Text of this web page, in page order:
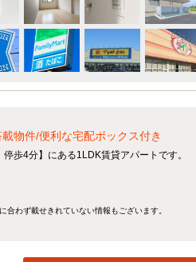
物件/便利な宅配ボックス付き
4分】にある1LDK賃貸アパートです。
わず載せきれていない情報もございます。